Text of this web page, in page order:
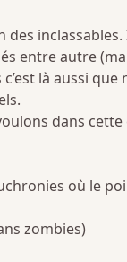
des
entre autre
là aussi
dans
où le
zombies)